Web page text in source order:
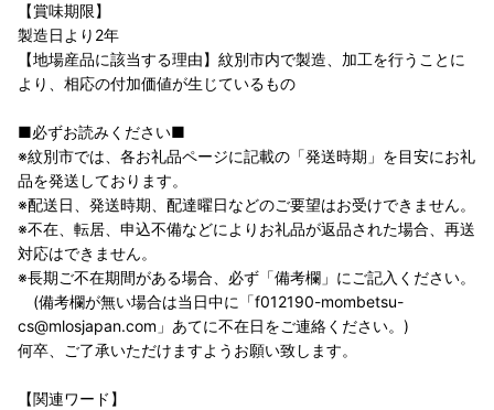
【賞味期限】
製造日より2年
【地場産品に該当する理由】紋別市内で製造、加工を行うことに
より、相応の付加価値が生じているもの
■必ずお読みください■
※紋別市では、各お礼品ページに記載の「発送時期」を目安にお礼
品を発送しております。
※配送日、発送時期、配達曜日などのご要望はお受けできません。
※不在、転居、申込不備などによりお礼品が返品された場合、再送
対応はできません。
※長期ご不在期間がある場合、必ず「備考欄」にご記入ください。
(備考欄が無い場合は当日中に「f012190-mombetsu-
cs@mlosjapan.com」あてに不在日をご連絡ください。)
何卒、ご了承いただけますようお願い致します。
【関連ワード】